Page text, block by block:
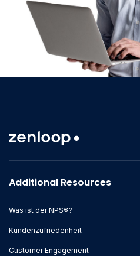
Additional Resources
Was ist der NPS®?
Kundenzufriedenheit
Customer Engagement